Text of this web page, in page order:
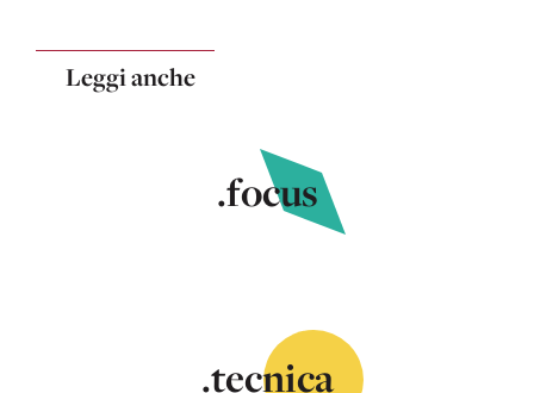
Leggi anche
.focus
.tecnica